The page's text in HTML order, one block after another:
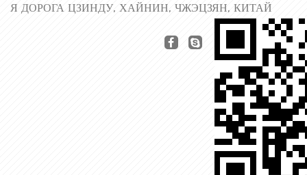
Я ДОРОГА ЦЗИНДУ, ХАЙНИН, ЧЖЭЦЗЯН, КИТАЙ